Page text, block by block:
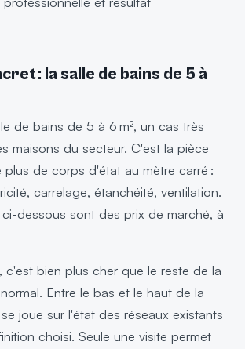
: la salle de bains de 5 à
de bains de 5 à 6 m², un cas très
maisons du secteur. C'est la pièce
de corps d'état au mètre carré :
carrelage, étanchéité, ventilation.
dessous sont des prix de marché, à
c'est bien plus cher que le reste de la
Entre le bas et le haut de la
joue sur l'état des réseaux existants
choisi. Seule une visite permet